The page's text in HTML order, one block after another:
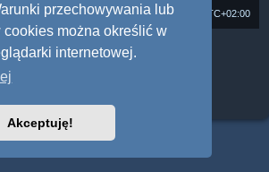
przechowywania lub
można określić w
internetowej.
Akceptuję!
Satedu Strefa czasowa UTC+02:00
phpBB® Forum Software © phpBB Limited
pakiet językowy dostarcza
phpBB.pl
Multi Design by Joyce&Luna
ochrony danych osobowych